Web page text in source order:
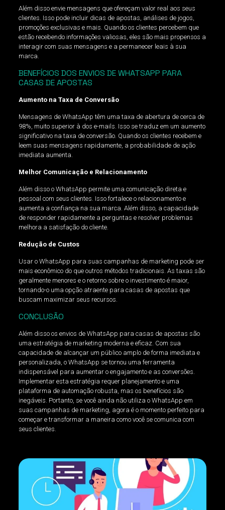
Além disso envie mensagens que ofereçam valor real aos seus
clientes. Isso pode incluir dicas de apostas, análises de jogos,
promoções exclusivas e mais. Quando os clientes percebem que
estão recebendo informações valiosas, eles são mais propensos a
interagir com suas mensagens e a permanecer leais à sua
marca.
BENEFÍCIOS DOS ENVIOS DE WHATSAPP PARA
CASAS DE APOSTAS
Aumento na Taxa de Conversão
Mensagens de WhatsApp têm uma taxa de abertura de cerca de
98%, muito superior à dos e-mails. Isso se traduz em um aumento
significativo na taxa de conversão. Quando os clientes recebem e
leem suas mensagens rapidamente, a probabilidade de ação
imediata aumenta.
Melhor Comunicação e Relacionamento
Além disso o WhatsApp permite uma comunicação direta e
pessoal com seus clientes. Isso fortalece o relacionamento e
aumenta a confiança na sua marca. Além disso, a capacidade
de responder rapidamente a perguntas e resolver problemas
melhora a satisfação do cliente.
Redução de Custos
Usar o WhatsApp para suas campanhas de marketing pode ser
mais econômico do que outros métodos tradicionais. As taxas são
geralmente menores e o retorno sobre o investimento é maior,
tornando-o uma opção atraente para casas de apostas que
buscam maximizar seus recursos.
CONCLUSÃO
Além disso os envios de WhatsApp para casas de apostas são
uma estratégia de marketing moderna e eficaz. Com sua
capacidade de alcançar um público amplo de forma imediata e
personalizada, o WhatsApp se tornou uma ferramenta
indispensável para aumentar o engajamento e as conversões.
Implementar esta estratégia requer planejamento e uma
plataforma de automação robusta, mas os benefícios são
inegáveis. Portanto, se você ainda não utiliza o WhatsApp em
suas campanhas de marketing, agora é o momento perfeito para
começar e transformar a maneira como você se comunica com
seus clientes.